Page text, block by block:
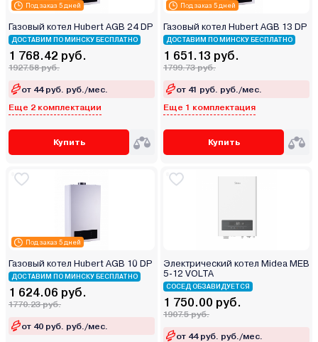
Под заказ 5 дней
Газовый котел Hubert AGB 24 DP
ДОСТАВИМ ПО МИНСКУ БЕСПЛАТНО
1 768.42 руб.
1927.58 руб.
от 44 руб. руб./мес.
Еще 2 комплектации
Купить
Под заказ 5 дней
Газовый котел Hubert AGB 13 DP
ДОСТАВИМ ПО МИНСКУ БЕСПЛАТНО
1 651.13 руб.
1799.73 руб.
от 41 руб. руб./мес.
Еще 1 комплектация
Купить
Под заказ 5 дней
Газовый котел Hubert AGB 10 DP
ДОСТАВИМ ПО МИНСКУ БЕСПЛАТНО
1 624.06 руб.
1770.23 руб.
от 40 руб. руб./мес.
Электрический котел Midea MEB
5-12 VOLTA
СОСЕД ОБЗАВИДУЕТСЯ
1 750.00 руб.
1907.5 руб.
от 44 руб. руб./мес.